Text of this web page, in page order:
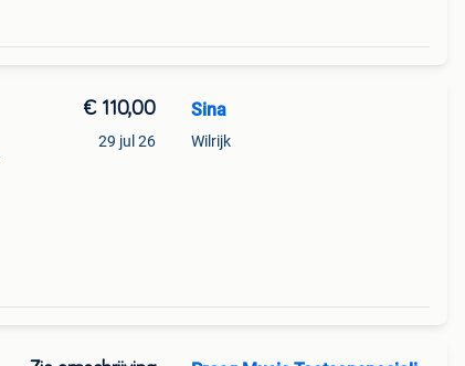
€ 110,00
29 jul 26
Sina
Wilrijk